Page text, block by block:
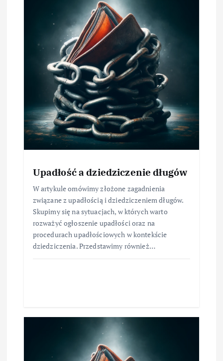
Upadłość a dziedziczenie długów
W artykule omówimy złożone zagadnienia
związane z upadłością i dziedziczeniem długów.
Skupimy się na sytuacjach, w których warto
rozważyć ogłoszenie upadłości oraz na
procedurach upadłościowych w kontekście
dziedziczenia. Przedstawimy również…